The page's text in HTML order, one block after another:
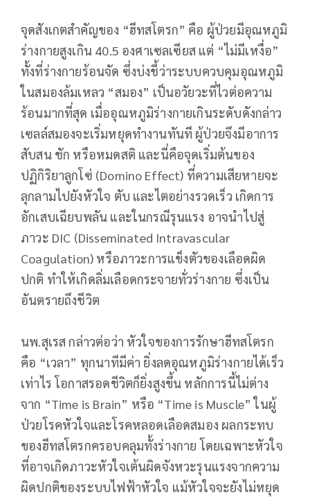
จุดสังเกตสำคัญของ “ฮีทสโตรก” คือ ผู้ป่วยมีอุณหภูมิ
ร่างกายสูงเกิน 40.5 องศาเซลเซียส แต่ “ไม่มีเหงื่อ”
ทั้งที่ร่างกายร้อนจัด ซึ่งบ่งชี้ว่าระบบควบคุมอุณหภูมิ
ในสมองล้มเหลว “สมอง” เป็นอวัยวะที่ไวต่อความ
ร้อนมากที่สุด เมื่ออุณหภูมิร่างกายเกินระดับดังกล่าว
เซลล์สมองจะเริ่มหยุดทำงานทันที ผู้ป่วยจึงมีอาการ
สับสน ชัก หรือหมดสติ และนี่คือจุดเริ่มต้นของ
ปฏิกิริยาลูกโซ่ (Domino Effect) ที่ความเสียหายจะ
ลุกลามไปยังหัวใจ ตับ และไตอย่างรวดเร็ว เกิดการ
อักเสบเฉียบพลัน และในกรณีรุนแรง อาจนำไปสู่
ภาวะ DIC (Disseminated Intravascular
Coagulation) หรือภาวะการแข็งตัวของเลือดผิด
ปกติ ทำให้เกิดลิ่มเลือดกระจายทั่วร่างกาย ซึ่งเป็น
อันตรายถึงชีวิต
นพ.สุเรส กล่าวต่อว่า หัวใจของการรักษาฮีทสโตรก
คือ “เวลา” ทุกนาทีมีค่า ยิ่งลดอุณหภูมิร่างกายได้เร็ว
เท่าไร โอกาสรอดชีวิตก็ยิ่งสูงขึ้น หลักการนี้ไม่ต่าง
จาก “Time is Brain” หรือ “Time is Muscle” ในผู้
ป่วยโรคหัวใจและโรคหลอดเลือดสมอง ผลกระทบ
ของฮีทสโตรกครอบคลุมทั้งร่างกาย โดยเฉพาะหัวใจ
ที่อาจเกิดภาวะหัวใจเต้นผิดจังหวะรุนแรงจากความ
ผิดปกติของระบบไฟฟ้าหัวใจ แม้หัวใจจะยังไม่หยุด